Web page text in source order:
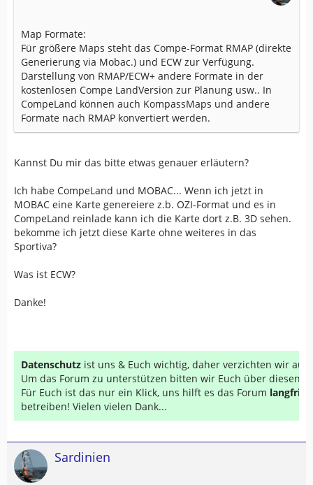
Map Formate:
Für größere Maps steht das Compe-Format RMAP (direkte
Generierung via Mobac.) und ECW zur Verfügung.
Darstellung von RMAP/ECW+ andere Formate in der
kostenlosen Compe LandVersion zur Planung usw.. In
CompeLand können auch KompassMaps und andere
Formate nach RMAP konvertiert werden.
Kannst Du mir das bitte etwas genauer erläutern?
Ich habe CompeLand und MOBAC... Wenn ich jetzt in
MOBAC eine Karte genereiere z.b. OZI-Format und es in
CompeLand reinlade kann ich die Karte dort z.B. 3D sehen.
bekomme ich jetzt diese Karte ohne weiteres in das
Sportiva?
Was ist ECW?
Danke!
Datenschutz ist uns & Euch wichtig, daher verzichten wir auf
Um das Forum zu unterstützen bitten wir Euch über diesen
Für Euch ist das nur ein Klick, uns hilft es das Forum
betreiben! Vielen vielen Dank...
Sardinien